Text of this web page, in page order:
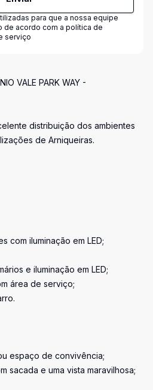
para que a nossa equipe
de acordo com a política de
serviço
VALE PARK WAY -
distribuição dos ambientes
de Arniqueiras.
com iluminação em LED;
e iluminação em LED;
área de serviço;
espaço de convivência;
sacada e uma vista maravilhosa;